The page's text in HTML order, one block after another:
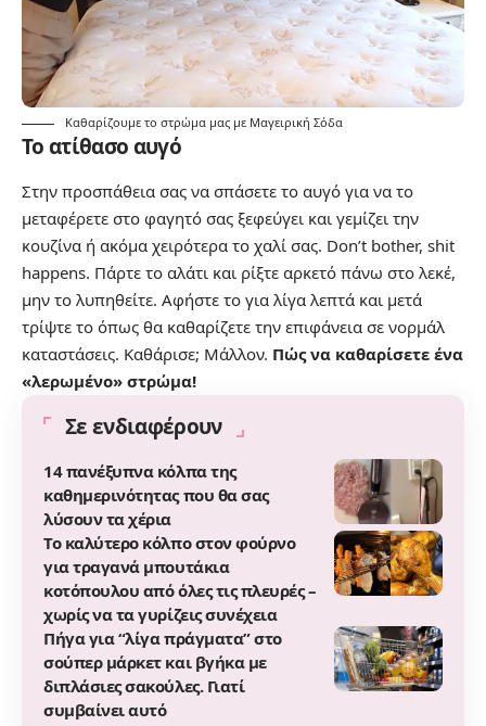
Καθαρίζουμε το στρώμα μας με Μαγειρική Σόδα
Το ατίθασο αυγό
Στην προσπάθεια σας να σπάσετε το αυγό για να το
μεταφέρετε στο φαγητό σας ξεφεύγει και γεμίζει την
κουζίνα ή ακόμα χειρότερα το χαλί σας. Don’t bother, shit
happens. Πάρτε το αλάτι και ρίξτε αρκετό πάνω στο λεκέ,
μην το λυπηθείτε. Αφήστε το για λίγα λεπτά και μετά
τρίψτε το όπως θα καθαρίζετε την επιφάνεια σε νορμάλ
καταστάσεις. Καθάρισε; Μάλλον. Πώς να καθαρίσετε ένα
«λερωμένο» στρώμα!
Σε ενδιαφέρουν
14 πανέξυπνα κόλπα της
καθημερινότητας που θα σας
λύσουν τα χέρια
Το καλύτερο κόλπο στον φούρνο
για τραγανά μπουτάκια
κοτόπουλου από όλες τις πλευρές –
χωρίς να τα γυρίζεις συνέχεια
Πήγα για “λίγα πράγματα” στο
σούπερ μάρκετ και βγήκα με
διπλάσιες σακούλες. Γιατί
συμβαίνει αυτό